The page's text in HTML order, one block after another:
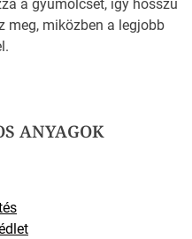
a gyümölcsét, így hosszú
meg, miközben a legjobb
ANYAGOK